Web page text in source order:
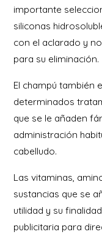
importante
siliconas
con el aclarado y
para su eliminación.
El champú también
determinados
que se le añaden
administración
cabelludo.
Las vitaminas,
sustancias que se
utilidad y su
publicitaria para